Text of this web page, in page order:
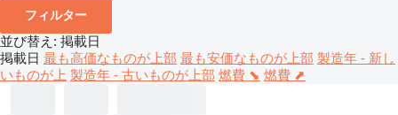
フィルター
並び替え : 掲載日
掲載日 最も高価なものが上部 最も安価なものが上部 製造年 - 新し
いものが上 製造年 - 古いものが上部 燃費 ⬊ 燃費 ⬈